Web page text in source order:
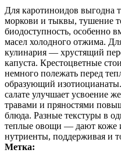
Для каротиноидов выгодна
моркови и тыквы, тушение
биодоступность, особенно
масел холодного отжима.
кулинария — хрустящий
капуста. Крестоцветные
немного полежать перед
образующий
салате улучшает усвоение
травами и пряностями
блюда. Разные текстуры в
теплые овощи — дают коже
нутриенты, поддерживая и
Метка: